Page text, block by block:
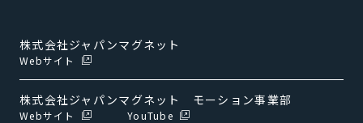
株式会社ジャパンマグネット
Webサイト
株式会社ジャパンマグネット モーション事業部
Webサイト YouTube